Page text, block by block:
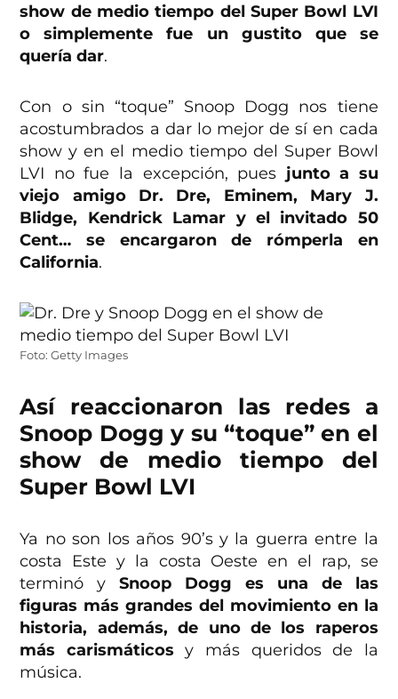
show de medio tiempo del Super Bowl LVI
o simplemente fue un gustito que se
quería dar.
Con o sin “toque” Snoop Dogg nos tiene
acostumbrados a dar lo mejor de sí en cada
show y en el medio tiempo del Super Bowl
LVI no fue la excepción, pues junto a su
viejo amigo Dr. Dre, Eminem, Mary J.
Blidge, Kendrick Lamar y el invitado 50
Cent… se encargaron de rómperla en
California.
Foto: Getty Images
Así reaccionaron las redes a
Snoop Dogg y su “toque” en el
show de medio tiempo del
Super Bowl LVI
Ya no son los años 90’s y la guerra entre la
costa Este y la costa Oeste en el rap, se
terminó ySnoop Dogg es una de las
figuras más grandes del movimiento en la
historia, además, de uno de los raperos
más carismáticos y más queridos de la
música.